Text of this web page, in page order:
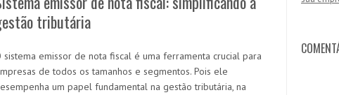
tributária
sistema emissor de nota fiscal é uma ferramenta crucial para
de todos os tamanhos e segmentos. Pois ele
um papel fundamental na gestão tributária, na